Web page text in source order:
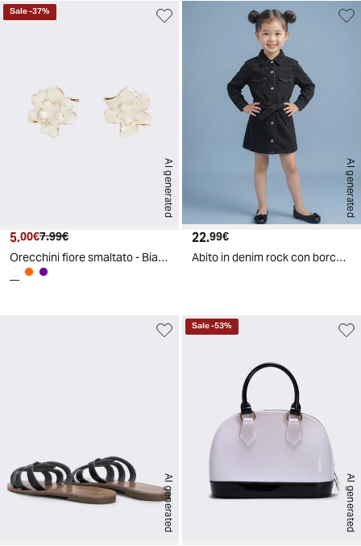
AI generated
Sale-37%
Prezzo attuale
5.00€ Prezzo originale
7.99€
Orecchini fiore smaltato - Bianco
AI generated
Prezzo attuale
22.99€
Abito in denim rock con borchie e cintura - Nero
AI generated AI generated
Sale-53%